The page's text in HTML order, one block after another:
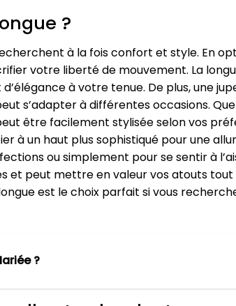
?
à la fois confort et style. En
votre liberté de mouvement. La
à votre tenue. De plus, une
s’adapter à différentes occasions.
être facilement stylisée selon vos
à un haut plus sophistiqué pour une
ou simplement pour se sentir à
et peut mettre en valeur vos atouts tout
est le choix parfait si vous
?